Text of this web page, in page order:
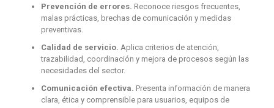
Prevención de errores. Reconoce riesgos frecuentes,
malas prácticas, brechas de comunicación y medidas
preventivas.
Calidad de servicio. Aplica criterios de atención,
trazabilidad, coordinación y mejora de procesos según las
necesidades del sector.
Comunicación efectiva. Presenta información de manera
clara, ética y comprensible para usuarios, equipos de